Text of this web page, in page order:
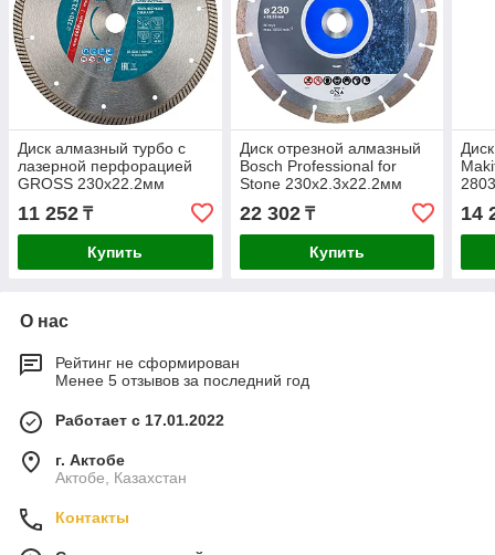
Диск алмазный турбо с
лазерной перфорацией
GROSS 230х22.2мм
11 252 ₸
Купить
Диск отрезной алмазный
Bosch Professional for
Stone 230x2.3x22.2мм
2608602601
22 302₸
Купить
14
О нас
Рейтинг не сформирован
Менее 5 отзывов за последний год
Работает с 17.01.2022
г. Актобе
Актобе, Казахстан
Контакты